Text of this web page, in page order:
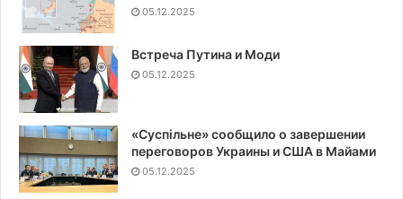
05.12.2025
Встреча Путина и Моди
05.12.2025
«Суспiльне» сообщило о завершении
переговоров Украины и США в Майами
05.12.2025